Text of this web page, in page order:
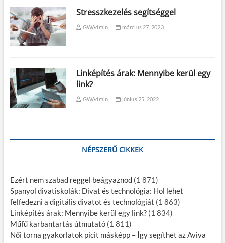
Stresszkezelés segítséggel
GWAdmin március 27, 2023
Linképítés árak: Mennyibe kerül egy
link?
GWAdmin június 25, 2022
NÉPSZERŰ CIKKEK
Ezért nem szabad reggel beágyaznod (1 871)
Spanyol divatiskolák: Divat és technológia: Hol lehet
felfedezni a digitális divatot és technológiát (1 863)
Linképítés árak: Mennyibe kerül egy link? (1 834)
Műfű karbantartás útmutató (1 811)
Női torna gyakorlatok picit másképp – Így segíthet az Aviva